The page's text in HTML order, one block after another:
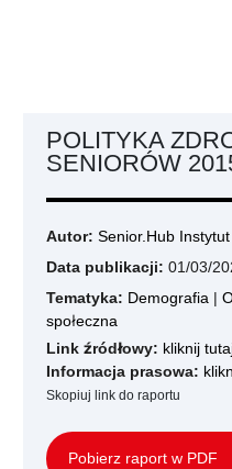
POLITYKA
SENIORÓW
Autor: Senior.Hub
Data publikacji: 01/03/
Tematyka: Demografia |
społeczna
Link źródłowy: kliknij
Informacja prasowa:
Skopiuj link do raportu
Pobierz raport w PDF